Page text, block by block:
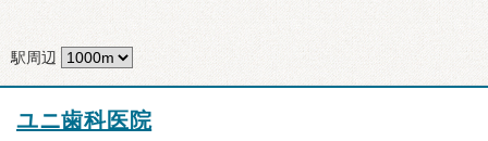
駅周辺
ユニ歯科医院